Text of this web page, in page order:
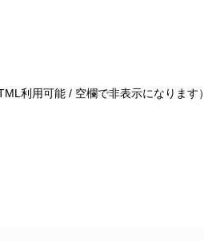
利用可能 / 空欄で非表示になります）